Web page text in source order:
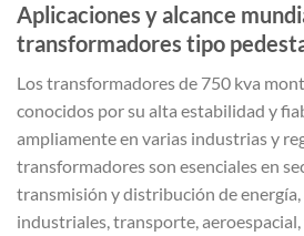
Aplicaciones y alcance
transformadores tipo
Los transformadores de 750 kva
conocidos por su alta estabilidad y
ampliamente en varias industrias y
transformadores son esenciales en
transmisión y distribución de
industriales, transporte,